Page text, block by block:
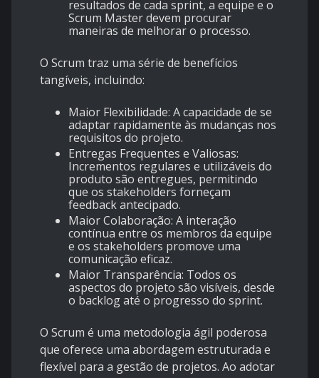
resultados de cada sprint, a equipe e o
Scrum Master devem procurar
maneiras de melhorar o processo.
O Scrum traz uma série de benefícios
tangíveis, incluindo:
Maior Flexibilidade: A capacidade de se
adaptar rapidamente às mudanças nos
requisitos do projeto.
Entregas Frequentes e Valiosas:
Incrementos regulares e utilizáveis do
produto são entregues, permitindo
que os stakeholders forneçam
feedback antecipado.
Maior Colaboração: A interação
contínua entre os membros da equipe
e os stakeholders promove uma
comunicação eficaz.
Maior Transparência: Todos os
aspectos do projeto são visíveis, desde
o backlog até o progresso do sprint.
O Scrum é uma metodologia ágil poderosa
que oferece uma abordagem estruturada e
flexível para a gestão de projetos. Ao adotar